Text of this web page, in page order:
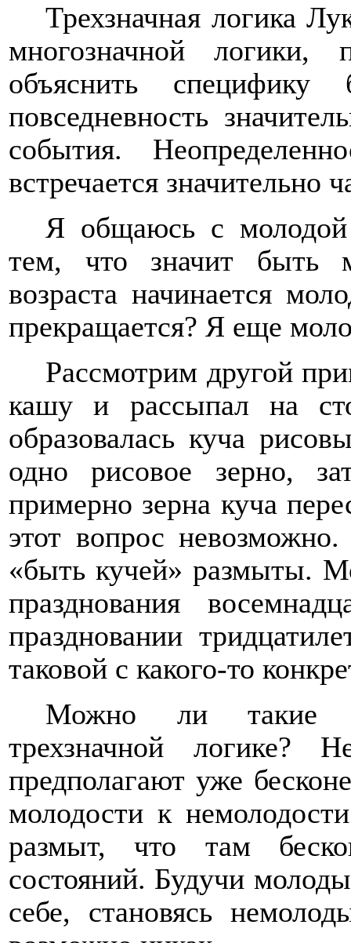
Трехзначная логика
многозначной логики,
объяснить
повседневность
события.
встречается значительно
Я общаюсь с
тем, что значит быть
возраста начинается
прекращается? Я еще
Рассмотрим другой
кашу и рассыпал на
образовалась куча
одно рисовое зерно,
примерно зерна куча
этот вопрос
«быть кучей» размыты.
празднования
праздновании
таковой с какого-то
Можно ли такие
трехзначной логике?
предполагают уже
молодости к
размыт, что там
состояний. Будучи
себе, становясь